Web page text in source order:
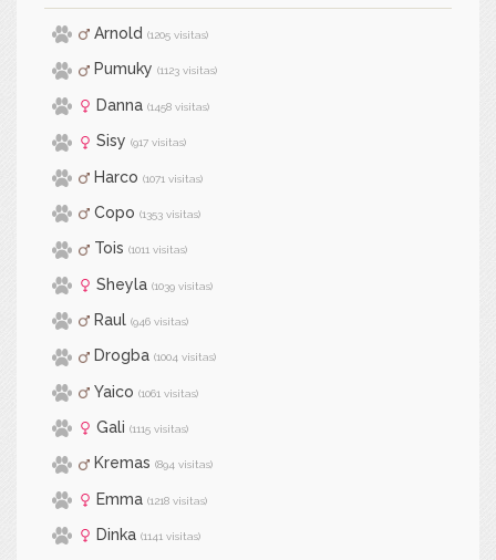
Arnold (1205 visitas)
Pumuky (1123 visitas)
Danna (1458 visitas)
Sisy (917 visitas)
Harco (1071 visitas)
Copo (1353 visitas)
Tois (1011 visitas)
Sheyla (1039 visitas)
Raul (946 visitas)
Drogba (1004 visitas)
Yaico (1061 visitas)
Gali (1115 visitas)
Kremas (894 visitas)
Emma (1218 visitas)
Dinka (1141 visitas)